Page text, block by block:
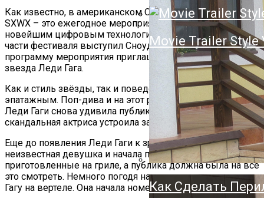
Держатель Для
Напольный,
Как Сделать
Movie Trailer Style
Как известно, в американском Остине сейчас проходит
SXWX – это ежегодное мероприятие, посвященное
новейшим цифровым технологиям. Если на деловой
части фестиваля выступил Сноуден, то в культурную
программу мероприятия приглашена британская поп-
звезда Леди Гага.
Как и стиль звёзды, так и поведение считается очень
эпатажным. Поп-дива и на этот раз не изменила себе.
Леди Гаги снова удивила публику SXWX. На сцене
скандальная актриса устроила забавный перфоманс.
Еще до появления Леди Гаги к зрителям вышла
неизвестная девушка и начала поедать сосиски,
приготовленные на гриле, а публика должна была на все
это смотреть. Немного погодя на сцену выкатили саму
Гагу на вертеле. Она начала номер с композицией «Aura».